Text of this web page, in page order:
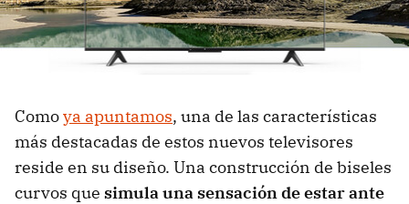
Comoya apuntamos, una de las características
más destacadas de estos nuevos televisores
reside en su diseño. Una construcción de biseles
curvos que simula una sensación de estar ante